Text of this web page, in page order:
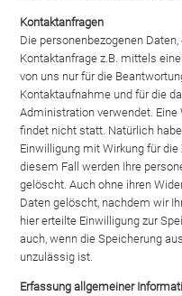
Kontaktanfragen
Die personenbezogenen
Kontaktanfrage z.B. mittels
von uns nur für die
Kontaktaufnahme und für die
Administration verwendet.
findet nicht statt. Natürlich
Einwilligung mit Wirkung für
diesem Fall werden Ihre
gelöscht. Auch ohne ihren
Daten gelöscht, nachdem wir
hier erteilte Einwilligung zur
auch, wenn die Speicherung
unzulässig ist.
Erfassung allgemeiner